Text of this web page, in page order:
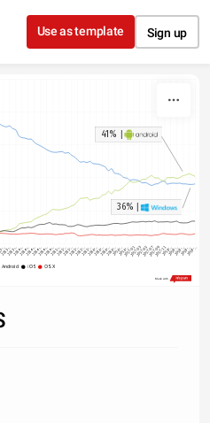
content
Use as template Sign up
…
2013-…2013-…2014-…2014-…2014-…2014-…2014-…2014-…2015-…2015-…2015-…2015-…2015-…2015-…2016-…2016-…2016-…2016-…2016-…2016-…2017-012017-032017-052017-072017-092017-112018-…2018-…2018-…2018-…2018-…
Android iOS OS X
41% |
36% |
Made with